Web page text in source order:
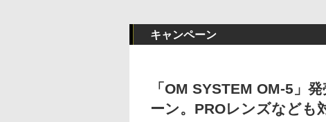
キャンペーン
「OM SYSTEM OM-5」
ーン。PROレンズなども